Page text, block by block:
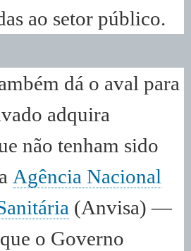
ao setor público.
dá o aval para
adquira
não tenham sido
Agência Nacional
(Anvisa) —
o Governo